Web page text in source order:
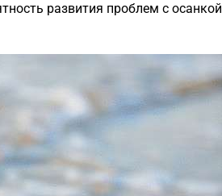
развития проблем с осанкой